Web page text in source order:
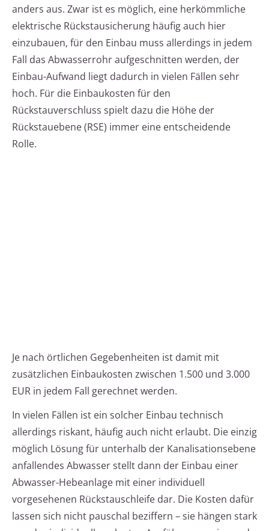
anders aus. Zwar ist es möglich, eine herkömmliche
elektrische Rückstausicherung häufig auch hier
einzubauen, für den Einbau muss allerdings in jedem
Fall das Abwasserrohr aufgeschnitten werden, der
Einbau-Aufwand liegt dadurch in vielen Fällen sehr
hoch. Für die Einbaukosten für den
Rückstauverschluss spielt dazu die Höhe der
Rückstauebene (RSE) immer eine entscheidende
Rolle.
Je nach örtlichen Gegebenheiten ist damit mit
zusätzlichen Einbaukosten zwischen 1.500 und 3.000
EUR in jedem Fall gerechnet werden.
In vielen Fällen ist ein solcher Einbau technisch
allerdings riskant, häufig auch nicht erlaubt. Die einzig
möglich Lösung für unterhalb der Kanalisationsebene
anfallendes Abwasser stellt dann der Einbau einer
Abwasser-Hebeanlage mit einer individuell
vorgesehenen Rückstauschleife dar. Die Kosten dafür
lassen sich nicht pauschal beziffern – sie hängen stark